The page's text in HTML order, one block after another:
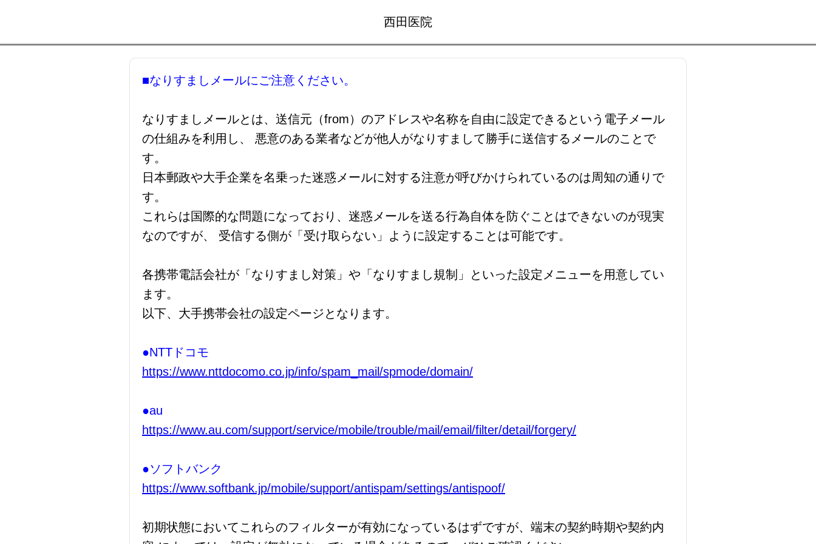
西田医院
■なりすましメールにご注意ください。
なりすましメールとは、送信元（from）のアドレスや名称を自由に設定できるという電子メール
の仕組みを利用し、 悪意のある業者などが他人がなりすまして勝手に送信するメールのことで
す。
日本郵政や大手企業を名乗った迷惑メールに対する注意が呼びかけられているのは周知の通りで
す。
これらは国際的な問題になっており、迷惑メールを送る行為自体を防ぐことはできないのが現実
なのですが、 受信する側が「受け取らない」ように設定することは可能です。
各携帯電話会社が「なりすまし対策」や「なりすまし規制」といった設定メニューを用意してい
ます。
以下、大手携帯会社の設定ページとなります。
●NTTドコモ
https://www.nttdocomo.co.jp/info/spam_mail/spmode/domain/
●au
https://www.au.com/support/service/mobile/trouble/mail/email/filter/detail/forgery/
●ソフトバンク
https://www.softbank.jp/mobile/support/antispam/settings/antispoof/
初期状態においてこれらのフィルターが有効になっているはずですが、端末の契約時期や契約内